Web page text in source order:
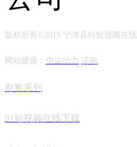
版权所有©2019 宁津县91短视频在
网站建设： 中企动力 济南
有氧系列
91短视频在线下载